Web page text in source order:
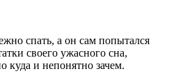
спать, а он сам попытался
своего ужасного сна,
куда и непонятно зачем.